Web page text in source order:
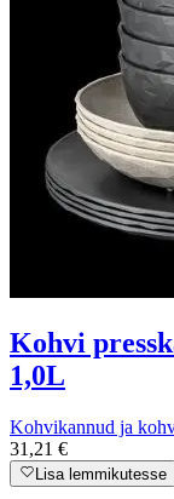
Kohvi
1,0L
Kohvikannud ja
31,21 €
Lisa lemmikutesse